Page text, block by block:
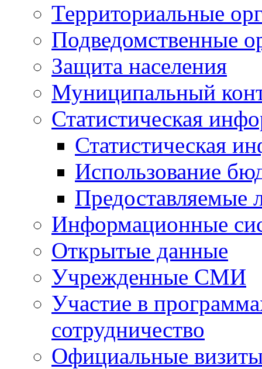
Территориальные
Подведомственные
Защита населения
Муниципальный
Статистическая
Статистическая
Использование
Предоставляемые
Информационные
Открытые данные
Учрежденные СМИ
Участие в
сотрудничество
Официальные